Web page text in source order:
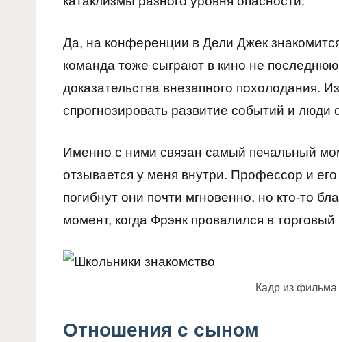
Да, на конференции в Дели Джек
команда тоже сыграют в кино не
доказательства внезапного похолодания.
спрогнозировать развитие событий и люди
Именно с ними связан самый печальный
отзывается у меня внутри. Профессор и
погибнут они почти мгновенно, но кто-то
момент, когда Фрэнк провалился в торговый
Кадр из
Отношения с сыном